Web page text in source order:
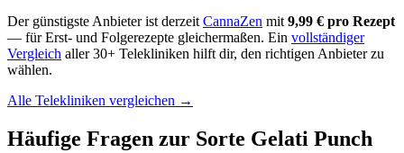
Der günstigste Anbieter ist derzeit CannaZen mit 9,99 € pro Rezept
— für Erst- und Folgerezepte gleichermaßen. Ein vollständiger
Vergleich aller 30+ Telekliniken hilft dir, den richtigen Anbieter zu
wählen.
Alle Telekliniken vergleichen →
Häufige Fragen zur Sorte Gelati Punch